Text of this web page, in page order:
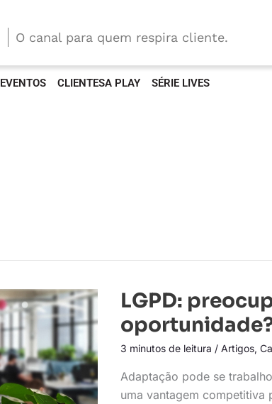
O canal para quem respira cliente.
EVENTOS CLIENTESA PLAY SÉRIE LIVES
LGPD:
3 minutos de leitura / Artigos,
Adaptação pode se
uma vantagem competitiva
LGPD:
preocupação
ou
oportunidade?